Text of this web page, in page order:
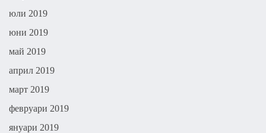
юли 2019
юни 2019
май 2019
април 2019
март 2019
февруари 2019
януари 2019